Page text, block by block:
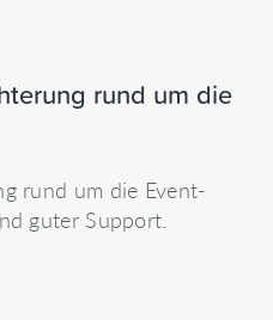
rund um die
rund um die Event-
guter Support.